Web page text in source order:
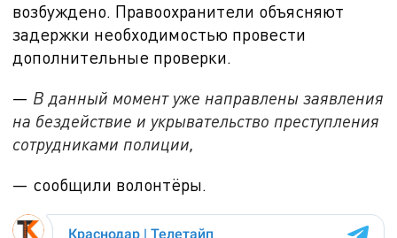
возбуждено. Правоохранители объясняют
задержки необходимостью провести
дополнительные проверки.
— В данный момент уже направлены заявления
на бездействие и укрывательство преступления
сотрудниками полиции,
— сообщили волонтёры.